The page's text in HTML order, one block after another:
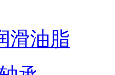
滑油脂